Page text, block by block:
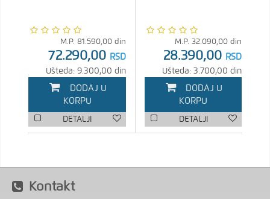
M.P. 81.590,00 din
72.290,00 RSD
Ušteda: 9.300,00 din
DODAJ U
KORPU
DETALJI
M.P. 32.090,00 din
28.390,00 RSD
Ušteda: 3.700,00 din
DODAJ U
KORPU
DETALJI
Kontakt